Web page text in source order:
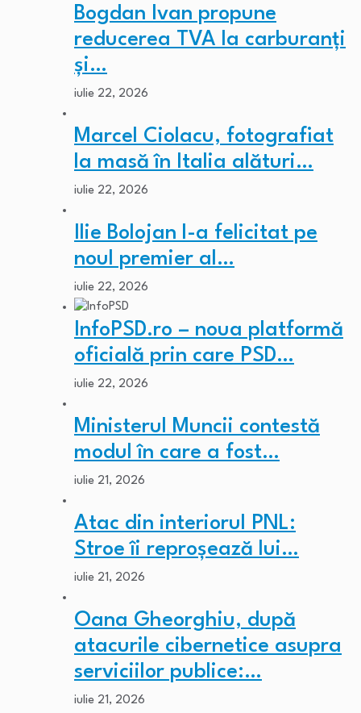
Bogdan Ivan propune
reducerea TVA la carburanți
și…
iulie 22, 2026
Marcel Ciolacu, fotografiat
la masă în Italia alături…
iulie 22, 2026
Ilie Bolojan l-a felicitat pe
noul premier al…
iulie 22, 2026
InfoPSD.ro – noua platformă
oficială prin care PSD…
iulie 22, 2026
Ministerul Muncii contestă
modul în care a fost…
iulie 21, 2026
Atac din interiorul PNL:
Stroe îi reproșează lui…
iulie 21, 2026
Oana Gheorghiu, după
atacurile cibernetice asupra
serviciilor publice:…
iulie 21, 2026